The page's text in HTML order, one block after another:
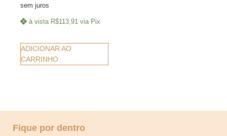
sem juros
à vista R$113,91 via Pix
ADICIONAR AO
CARRINHO
Fique por dentro